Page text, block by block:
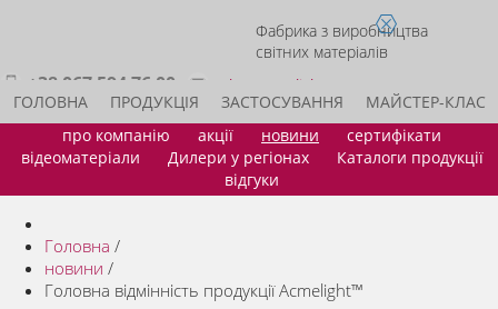
Фабрика з виробництва
світних матеріалів
+38 067 594 76 00 sales@acmelight.com.ua
ГОЛОВНА ПРОДУКЦІЯ ЗАСТОСУВАННЯ МАЙСТЕР-КЛАС
ІДЕЇ ДЛЯ БІЗНЕСУ СТАТИ ДИЛЕРОМ КОНТАКТИ
про компанію акції новини
сертифікати
відеоматеріали
Дилери у регіонах
Каталоги продукції
відгуки
Головна /
новини /
Головна відмінність продукції Acmelight™